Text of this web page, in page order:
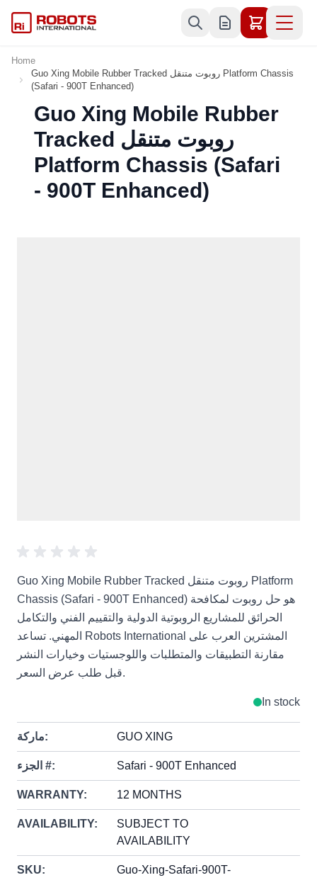
Home
Guo Xing Mobile Rubber Tracked روبوت متنقل Platform Chassis
(Safari - 900T Enhanced)
Guo Xing Mobile Rubber
Tracked روبوت متنقل
Platform Chassis (Safari
- 900T Enhanced)
Guo Xing Mobile Rubber Tracked روبوت متنقل Platform
Chassis (Safari - 900T Enhanced) هو حل روبوت لمكافحة
الحرائق للمشاريع الروبوتية الدولية والتقييم الفني والتكامل
المهني. تساعد Robots International المشترين العرب على
مقارنة التطبيقات والمتطلبات واللوجستيات وخيارات النشر
قبل طلب عرض السعر.
In stock
ماركة: GUO XING
الجزء #: Safari - 900T Enhanced
WARRANTY: 12 MONTHS
AVAILABILITY:
SUBJECT TO
AVAILABILITY
SKU:
Guo-Xing-Safari-900T-